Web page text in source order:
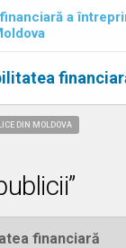
a
DIN MOLDOVA
financiară